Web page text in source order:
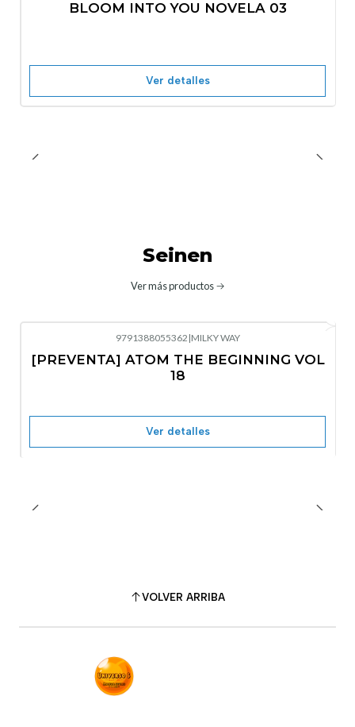
BLOOM INTO YOU NOVELA 03
Ver detalles
Seinen
Ver más productos
9791388055362 |MILKY WAY
[PREVENTA] ATOM THE BEGINNING VOL
18
Ver detalles
VOLVER ARRIBA